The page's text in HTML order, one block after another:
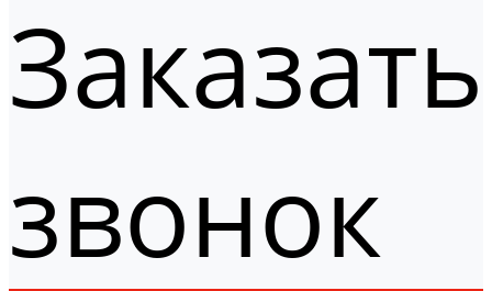
Заказать
звонок